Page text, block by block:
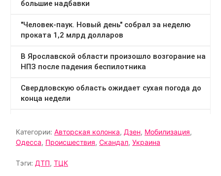
Категории: Авторская колонка, Дзен, Мобилизация,
Одесса, Происшествия, Скандал, Украина
Тэги: ДТП, ТЦК